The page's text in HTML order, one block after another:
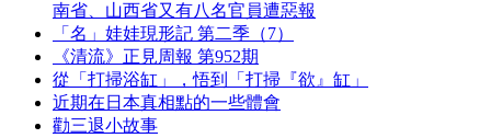
南省、山西省又有八名官員遭惡報
「名」娃娃現形記 第二季（7）
《清流》正見周報 第952期
從「打掃浴缸」，悟到「打掃『欲』缸」
近期在日本真相點的一些體會
勸三退小故事